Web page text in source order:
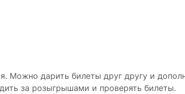
Можно дарить билеты друг другу и
за розыгрышами и проверять билеты.